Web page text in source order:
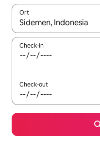
Ort
Wenn Ergebnisse
Check-in
Check-out